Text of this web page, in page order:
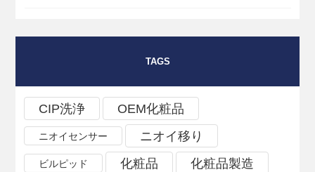
TAGS
CIP洗浄 OEM化粧品
ニオイセンサー ニオイ移り
ビルピッド 化粧品
化粧品製造